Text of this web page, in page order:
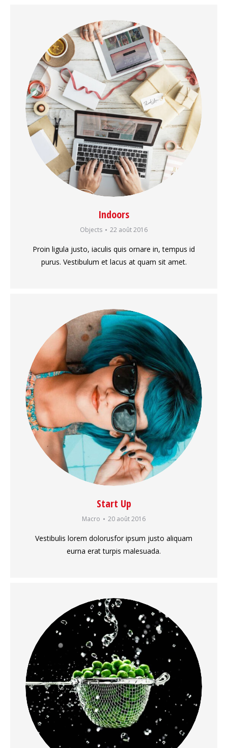
Indoors
Objects 22 août 2016
Proin ligula justo, iaculis quis ornare in, tempus id
purus. Vestibulum et lacus at quam sit amet.
Start Up
Macro 20 août 2016
Vestibulis lorem dolorusfor ipsum justo aliquam
eurna erat turpis malesuada.